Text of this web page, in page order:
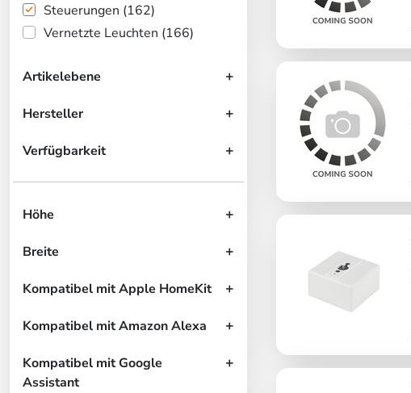
Steuerungen (162)
Vernetzte Leuchten (166)
Artikelebene
Hersteller
Verfügbarkeit
Höhe
Breite
Kompatibel mit Apple HomeKit
Kompatibel mit Amazon Alexa
Kompatibel mit Google
Assistant